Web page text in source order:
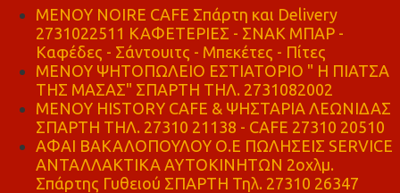
MENOY NOIRE CAFE Σπάρτη και Delivery
2731022511 ΚΑΦΕΤΕΡΙΕΣ - ΣΝΑΚ ΜΠΑΡ -
Καφέδες - Σάντουιτς - Μπεκέτες - Πίτες
ΜΕΝΟΥ ΨΗΤΟΠΩΛΕΙΟ ΕΣΤΙΑΤΟΡΙΟ " Η ΠΙΑΤΣΑ
ΤΗΣ ΜΑΣΑΣ" ΣΠΑΡΤΗ ΤΗΛ. 2731082002
ΜΕΝΟΥ HISTORY CAFE & ΨΗΣΤΑΡΙΑ ΛΕΩΝΙΔΑΣ
ΣΠΑΡΤΗ ΤΗΛ. 27310 21138 - CAFE 27310 20510
ΑΦΑΙ ΒΑΚΑΛΟΠΟΥΛΟΥ Ο.Ε ΠΩΛΗΣΕΙΣ SERVICE
ΑΝΤΑΛΛΑΚΤΙΚΑ ΑΥΤΟΚΙΝΗΤΩΝ 2οχλμ.
Σπάρτης Γυθειού ΣΠΑΡΤΗ Τηλ. 27310 26347